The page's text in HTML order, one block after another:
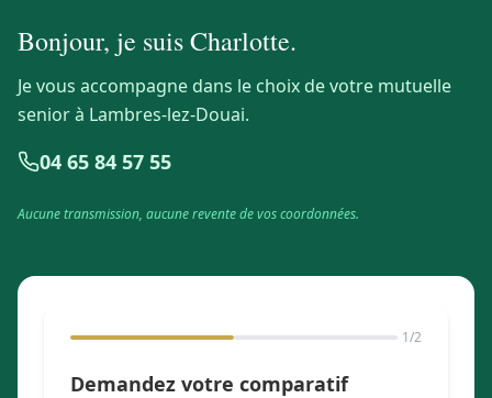
Bonjour, je suisCharlotte.
Je vous accompagne dans le choix de votre mutuelle
senior à Lambres-lez-Douai.
04 65 84 57 55
Aucune transmission, aucune revente de vos coordonnées.
1/2
Demandez votre comparatif